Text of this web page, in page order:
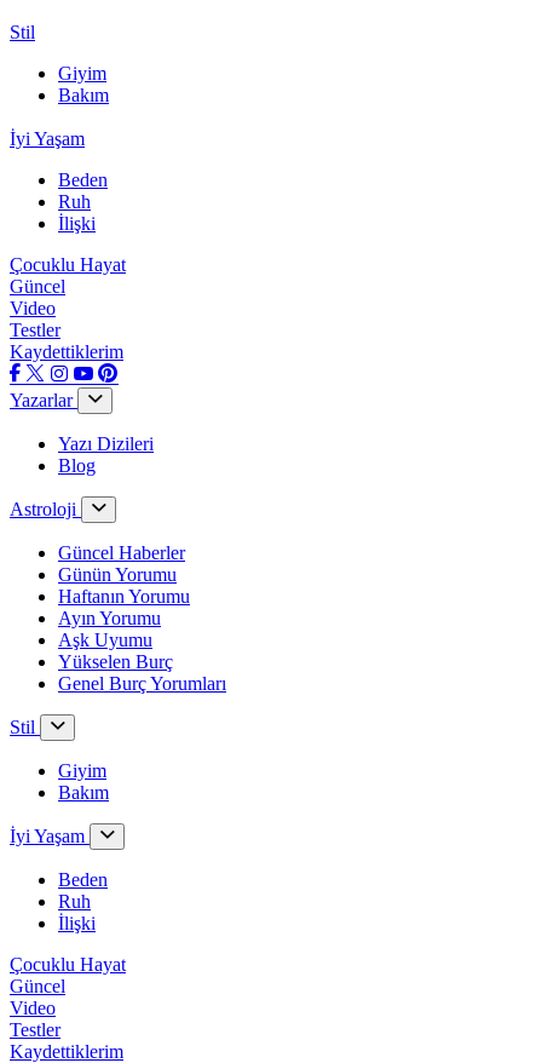
Stil
Giyim
Bakım
İyi Yaşam
Beden
Ruh
İlişki
Çocuklu Hayat
Güncel
Video
Testler
Kaydettiklerim
Yazarlar
Yazı Dizileri
Blog
Astroloji
Güncel Haberler
Günün Yorumu
Haftanın Yorumu
Ayın Yorumu
Aşk Uyumu
Yükselen Burç
Genel Burç Yorumları
Stil
Giyim
Bakım
İyi Yaşam
Beden
Ruh
İlişki
Çocuklu Hayat
Güncel
Video
Testler
Kaydettiklerim